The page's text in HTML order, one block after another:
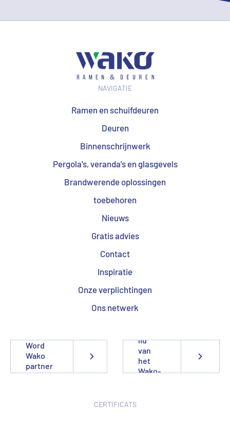
NAVIGATIE
Ramen en schuifdeuren
Deuren
Binnenschrijnwerk
Pergola's, veranda's en glasgevels
Brandwerende oplossingen
toebehoren
Nieuws
Gratis advies
Contact
Inspiratie
Onze verplichtingen
Ons netwerk
Word
Wako
partner
lid
van
het
Wako-
CERTIFICATS